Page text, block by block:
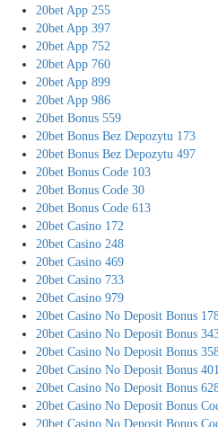
20bet App 255
20bet App 397
20bet App 752
20bet App 760
20bet App 899
20bet App 986
20bet Bonus 559
20bet Bonus Bez Depozytu 173
20bet Bonus Bez Depozytu 497
20bet Bonus Code 103
20bet Bonus Code 30
20bet Bonus Code 613
20bet Casino 172
20bet Casino 248
20bet Casino 469
20bet Casino 733
20bet Casino 979
20bet Casino No Deposit Bonus
20bet Casino No Deposit Bonus
20bet Casino No Deposit Bonus
20bet Casino No Deposit Bonus 401
20bet Casino No Deposit Bonus
20bet Casino No Deposit Bonus
20bet Casino No Deposit Bonus